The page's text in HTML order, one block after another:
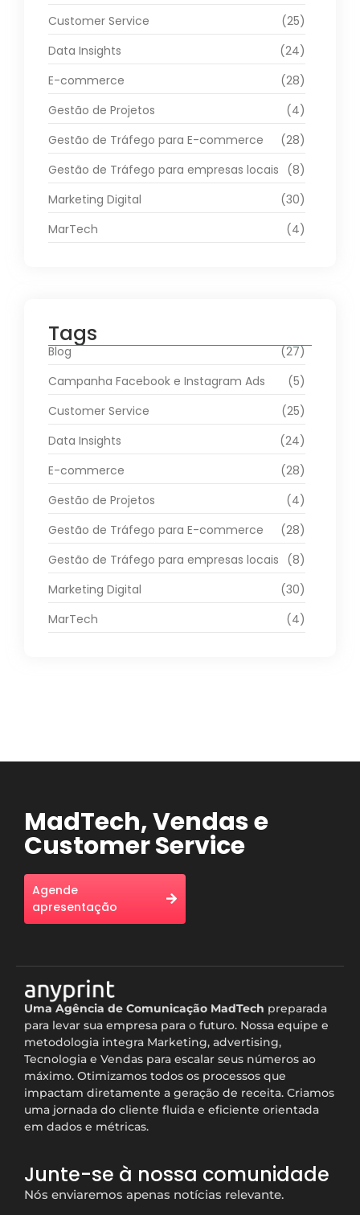
Customer Service
(25)
Data Insights
(24)
E-commerce
(28)
Gestão de Projetos
(4)
Gestão de Tráfego para E-commerce
(28)
Gestão de Tráfego para empresas locais (8)
Marketing Digital
(30)
MarTech
(4)
Tags
Blog
(27)
Campanha Facebook e Instagram Ads
(5)
Customer Service
(25)
Data Insights
(24)
E-commerce
(28)
Gestão de Projetos
(4)
Gestão de Tráfego para E-commerce
(28)
Gestão de Tráfego para empresas locais (8)
Marketing Digital
(30)
MarTech
(4)
MadTech, Vendas e
Customer Service
Agende
apresentação
Uma Agência de Comunicação MadTech preparada
para levar sua empresa para o futuro. Nossa equipe e
metodologia integra Marketing, advertising,
Tecnologia e Vendas para escalar seus números ao
máximo. Otimizamos todos os processos que
impactam diretamente a geração de receita. Criamos
uma jornada do cliente fluida e eficiente orientada
em dados e métricas.
Junte-se à nossa comunidade
Nós enviaremos apenas notícias relevante.